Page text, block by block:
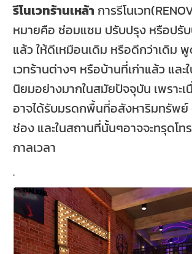
รีโนเวทร้านเหล้า การรีโนเวท
หมายคือ ซ่อมแซม ปรับปรุง หรือปรับ
แล้ว ให้ดีเหมือนเดิม หรือดีกว่าเดิม
เวทร้านต่างๆ หรือบ้านที่เก่าแล้ว และ
นิยมอย่างมากในสมัยปัจจุบัน เพราะ
อาจได้รับมรดกพื้นที่อสังหาริมทรัพย์
ช่อง และในสถานที่นั้นๆอาจจะทรุดโท
กาลเวลา
.